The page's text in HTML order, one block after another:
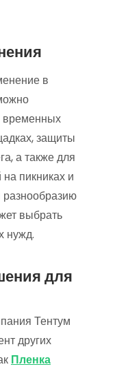
в
временных
защиты
а также для
пикниках и
разнообразию
выбрать
нужд.
для
Тентум
других
Пленка